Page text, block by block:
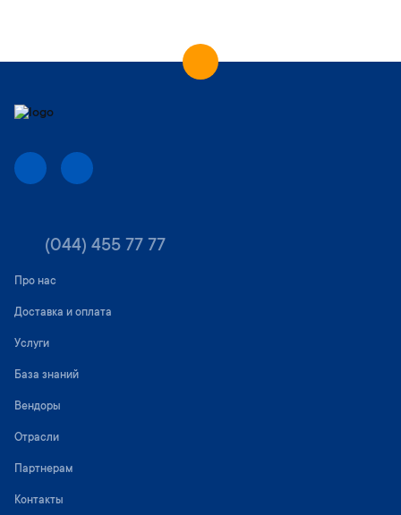
(044) 455 77 77
Про нас
Доставка и оплата
Услуги
База знаний
Вендоры
Отрасли
Партнерам
Контакты